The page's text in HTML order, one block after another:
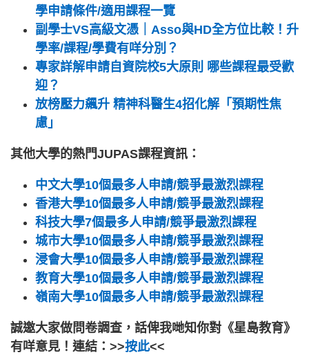
學申請條件/適用課程一覽
副學士VS高級文憑｜Asso與HD全方位比較！升
學率/課程/學費有咩分別？
專家詳解申請自資院校5大原則 哪些課程最受歡
迎？
放榜壓力飆升 精神科醫生4招化解「預期性焦
慮」
其他大學的熱門JUPAS課程資訊：
中文大學10個最多人申請/競爭最激烈課程
香港大學10個最多人申請/競爭最激烈課程
科技大學7個最多人申請/競爭最激烈課程
城市大學10個最多人申請/競爭最激烈課程
浸會大學10個最多人申請/競爭最激烈課程
教育大學10個最多人申請/競爭最激烈課程
嶺南大學10個最多人申請/競爭最激烈課程
誠邀大家做問卷調查，話俾我哋知你對《星島教育》
有咩意見！連結：>>按此<<